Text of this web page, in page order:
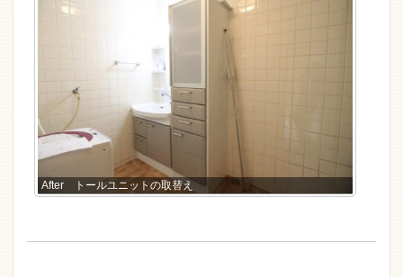
After トールユニットの取替え